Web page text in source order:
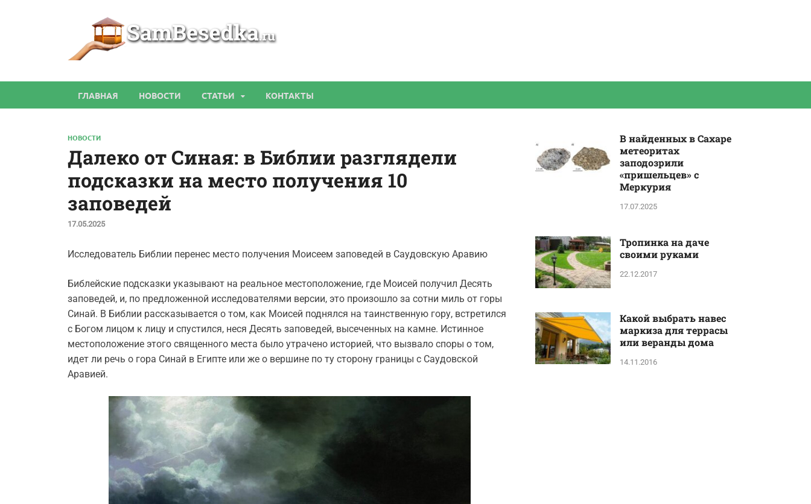
ГЛАВНАЯ НОВОСТИ СТАТЬИ КОНТАКТЫ
НОВОСТИ
Далеко от Синая: в Библии разглядели
подсказки на место получения 10
заповедей
17.05.2025
Исследователь Библии перенес место получения Моисеем заповедей в Саудовскую Аравию
Библейские подсказки указывают на реальное местоположение, где Моисей получил Десять
заповедей, и, по предложенной исследователями версии, это произошло за сотни миль от горы
Синай. В Библии рассказывается о том, как Моисей поднялся на таинственную гору, встретился
с Богом лицом к лицу и спустился, неся Десять заповедей, высеченных на камне. Истинное
местоположение этого священного места было утрачено историей, что вызвало споры о том,
идет ли речь о гора Синай в Египте или же о вершине по ту сторону границы с Саудовской
Аравией.
В найденных в Сахаре
метеоритах
заподозрили
«пришельцев» с
Меркурия
17.07.2025
Тропинка на даче
своими руками
22.12.2017
Какой выбрать навес
маркиза для террасы
или веранды дома
14.11.2016